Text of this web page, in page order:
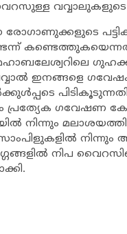
വവ്വാലുകളുടെ
ഇനങ്ങളെ
ഗവേഷണ
നിന്നും
നിന്നും
നിപ